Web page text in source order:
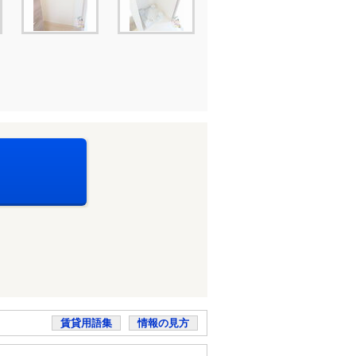
賃貸用語集 情報の見方